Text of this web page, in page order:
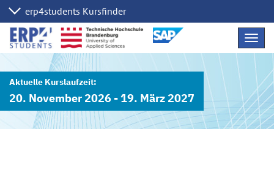
20. November 2026 - 19. März 2027